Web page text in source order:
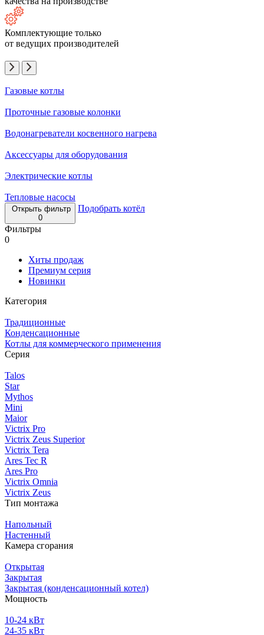
Комплектующие только
от ведущих производителей
Газовые котлы
Проточные газовые колонки
Водонагреватели косвенного нагрева
Аксессуары для оборудования
Электрические котлы
Тепловые насосы
Открыть фильтр
0
Подобрать котёл
Фильтры
0
Хиты продаж
Премиум серия
Новинки
Категория
Традиционные
Конденсационные
Котлы для коммерческого применения
Серия
Talos
Star
Mythos
Mini
Maior
Victrix Pro
Victrix Zeus Superior
Victrix Tera
Ares Tec R
Ares Pro
Victrix Omnia
Victrix Zeus
Тип монтажа
Напольный
Настенный
Камера сгорания
Открытая
Закрытая
Закрытая (конденсационный котел)
Мощность
10-24 кВт
24-35 кВт